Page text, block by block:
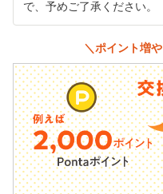
で、予めご了承ください。
＼ポイント増